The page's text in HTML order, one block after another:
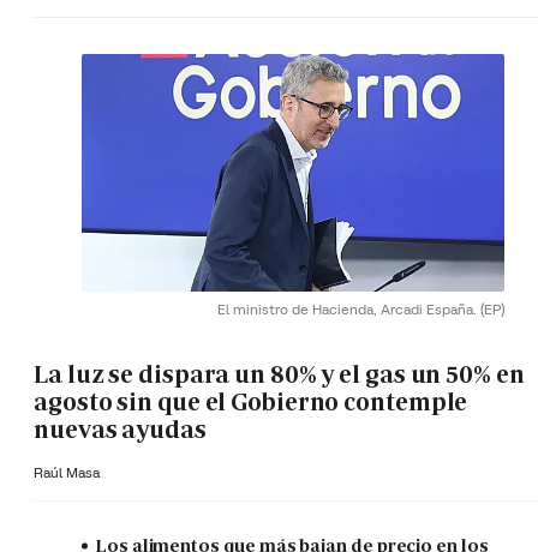
El ministro de Hacienda, Arcadi España. (EP)
La luz se dispara un 80% y el gas un 50% en
agosto sin que el Gobierno contemple
nuevas ayudas
Raúl Masa
Los alimentos que más bajan de precio en los